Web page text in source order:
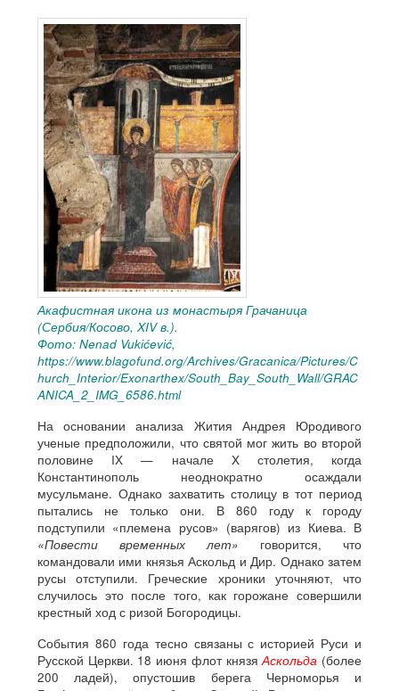
Акафистная икона из монастыря Грачаница
(Сербия/Косово, XIV в.).
Фото:Nenad Vukićević,
https://www.blagofund.org/Archives/Gracanica/Pictures/C
hurch_Interior/Exonarthex/South_Bay_South_Wall/GRAC
ANICA_2_IMG_6586.html
На основании анализа Жития Андрея Юродивого
ученые предположили, что святой мог жить во второй
половине IX — начале X столетия, когда
Константинополь неоднократно осаждали
мусульмане. Однако захватить столицу в тот период
пытались не только они. В 860 году к городу
подступили «племена русов» (варягов) из Киева. В
«Повести временных лет» говорится, что
командовали ими князья Аскольд и Дир. Однако затем
русы отступили. Греческие хроники уточняют, что
случилось это после того, как горожане совершили
крестный ход с ризой Богородицы.
События 860 года тесно связаны с историей Руси и
Русской Церкви. 18 июня флот князяАскольда (более
200 ладей), опустошив берега Черноморья и